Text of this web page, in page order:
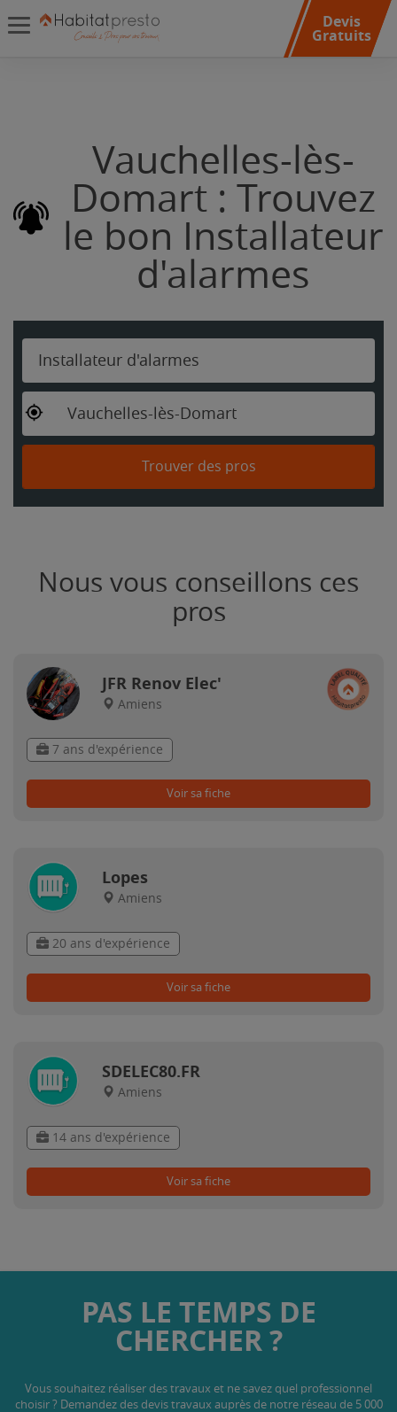
Devis
Gratuits
Vauchelles-lès-
Domart : Trouvez
le bon Installateur
d'alarmes
Installateur d'alarmes
Vauchelles-lès-Domart
Trouver des pros
Nous vous conseillons ces
pros
JFR Renov Elec'
Amiens
7 ans d'expérience
Voir sa fiche
Lopes
Amiens
20 ans d'expérience
Voir sa fiche
SDELEC80.FR
Amiens
14 ans d'expérience
Voir sa fiche
PAS LE TEMPS DE
CHERCHER ?
Vous souhaitez réaliser des travaux et ne savez quel professionnel
choisir ? Demandez des devis travaux auprès de notre réseau de 5 000